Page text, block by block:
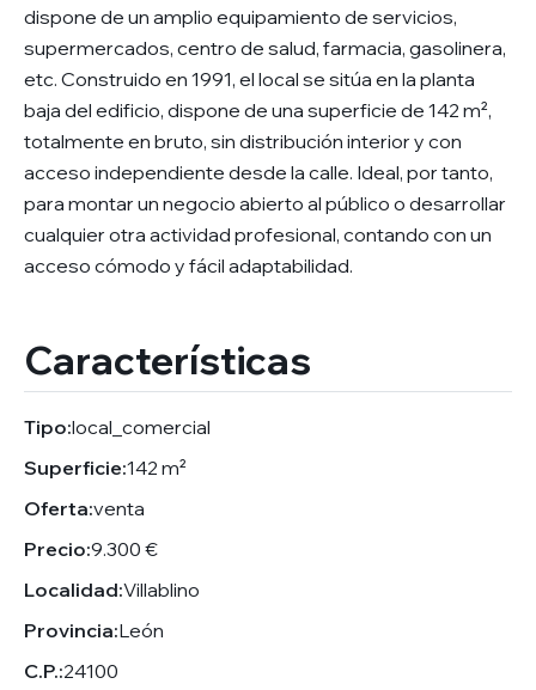
dispone de un amplio equipamiento de servicios,
supermercados, centro de salud, farmacia, gasolinera,
etc. Construido en 1991, el local se sitúa en la planta
baja del edificio, dispone de una superficie de 142 m²,
totalmente en bruto, sin distribución interior y con
acceso independiente desde la calle. Ideal, por tanto,
para montar un negocio abierto al público o desarrollar
cualquier otra actividad profesional, contando con un
acceso cómodo y fácil adaptabilidad.
Características
Tipo:local_comercial
Superficie:142 m²
Oferta:venta
Precio:9.300 €
Localidad:Villablino
Provincia:León
C.P.:24100